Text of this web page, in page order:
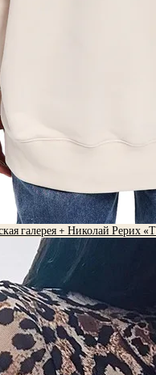
галерея + Николай Рерих